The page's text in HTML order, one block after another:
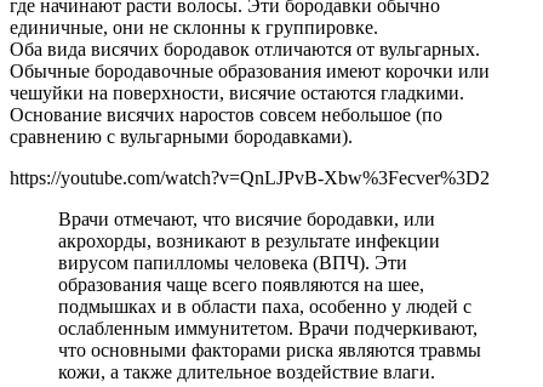
где начинают расти волосы. Эти бородавки обычно
единичные, они не склонны к группировке.
Оба вида висячих бородавок отличаются от вульгарных.
Обычные бородавочные образования имеют корочки или
чешуйки на поверхности, висячие остаются гладкими.
Основание висячих наростов совсем небольшое (по
сравнению с вульгарными бородавками).
https://youtube.com/watch?v=QnLJPvB-Xbw%3Fecver%3D2
Врачи отмечают, что висячие бородавки, или
акрохорды, возникают в результате инфекции
вирусом папилломы человека (ВПЧ). Эти
образования чаще всего появляются на шее,
подмышках и в области паха, особенно у людей с
ослабленным иммунитетом. Врачи подчеркивают,
что основными факторами риска являются травмы
кожи, а также длительное воздействие влаги.